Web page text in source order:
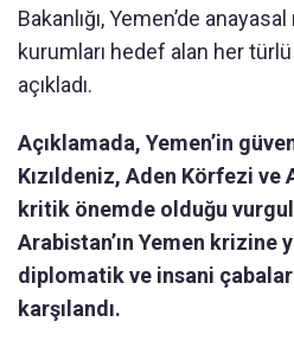
Bakanlığı, Yemen’de
kurumları hedef alan her
açıkladı.
Açıklamada, Yemen’in
Kızıldeniz, Aden Körfezi
kritik önemde olduğu
Arabistan’ın Yemen krizine
diplomatik ve insani
karşılandı.